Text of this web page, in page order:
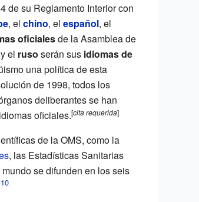
de su Reglamento Interior con
, el chino, el español, el
oficialesde la Asamblea de
el ruso serán sus idiomas de
una política de esta
de 1998, todos los
deliberantes se han
oficiales.[cita requerida]
de la OMS, como la
, las Estadísticas Sanitarias
se difunden en los seis